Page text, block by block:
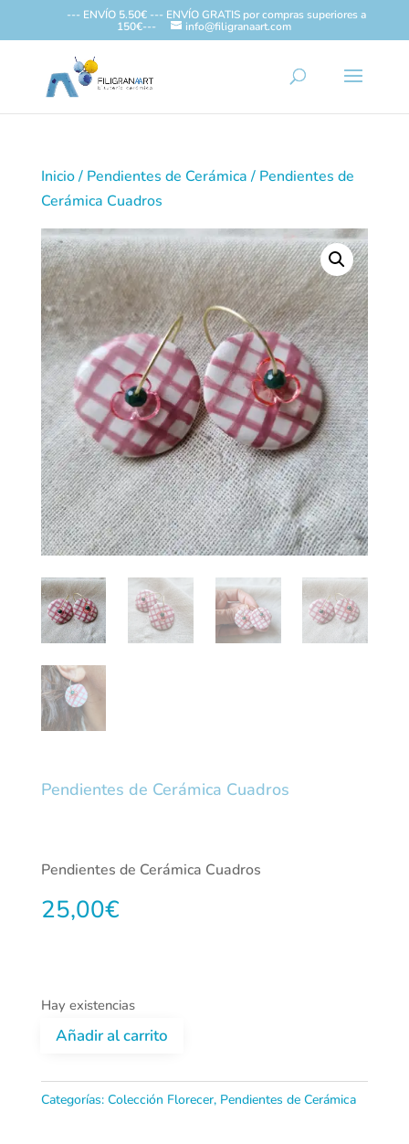
--- ENVÍO 5.50€ --- ENVÍO GRATIS por compras superiores a
150€---
info@filigranaart.com
Inicio/ Pendientes de Cerámica / Pendientes de
Cerámica Cuadros
Pendientes de Cerámica Cuadros
25,00€
Pendientes de Cerámica Cuadros
Hay existencias
de
Añadir al carrito
Categorías: Colección Florecer, Pendientes de Cerámica